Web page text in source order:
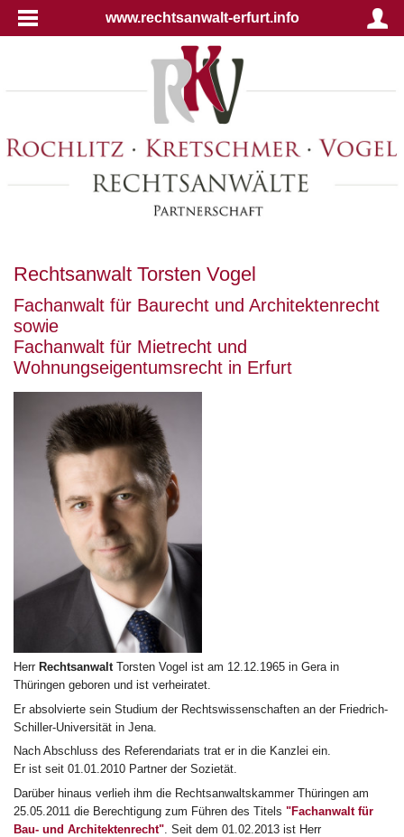
www.rechtsanwalt-erfurt.info
Rechtsanwalt Torsten Vogel
Fachanwalt für Baurecht und Architektenrecht
sowie
Fachanwalt für Mietrecht und
Wohnungseigentumsrecht in Erfurt
Herr RechtsanwaltTorsten Vogel ist am 12.12.1965 in Gera in
Thüringen geboren und ist verheiratet.
Er absolvierte sein Studium der Rechtswissenschaften an der Friedrich-
Schiller-Universität in Jena.
Nach Abschluss des Referendariats trat er in die Kanzlei ein.
Er ist seit 01.01.2010 Partner der Sozietät.
Darüber hinaus verlieh ihm die Rechtsanwaltskammer Thüringen am
25.05.2011 die Berechtigung zum Führen des Titels "Fachanwalt für
Bau- und Architektenrecht" . Seit dem 01.02.2013 ist Herr